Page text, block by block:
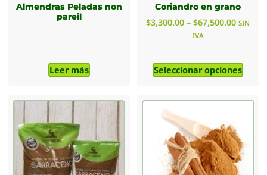
Almendras Peladas non
pareil
Leer más
Coriandro en grano
$3,300.00 – $67,500.00 SIN
IVA
Seleccionar opciones